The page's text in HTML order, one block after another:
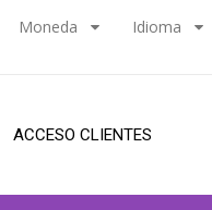
Idioma
Moneda
ACCESO CLIENTES